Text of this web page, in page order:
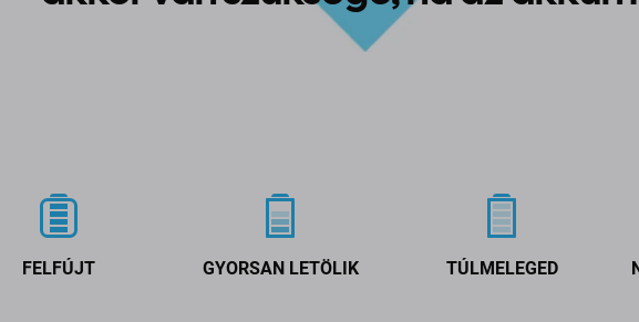
FELFÚJT GYORSAN LETÖLIK TÚLMELEGED